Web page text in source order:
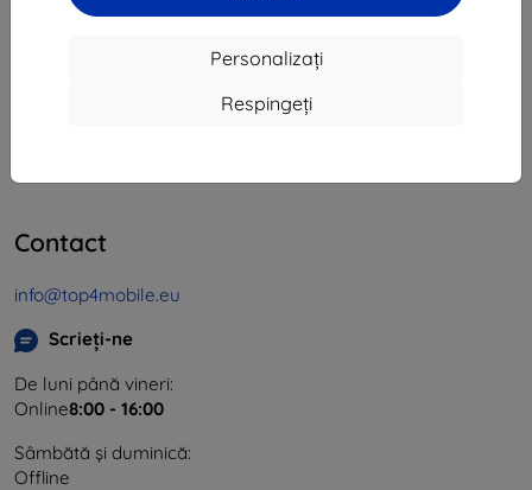
Personalizați
Respingeți
Ulica Rudolfa Mocka 3750/2A
Contact
info@top4mobile.eu
Scrieți-ne
De luni până vineri:
Online8:00 - 16:00
Sâmbătă și duminică:
Offline